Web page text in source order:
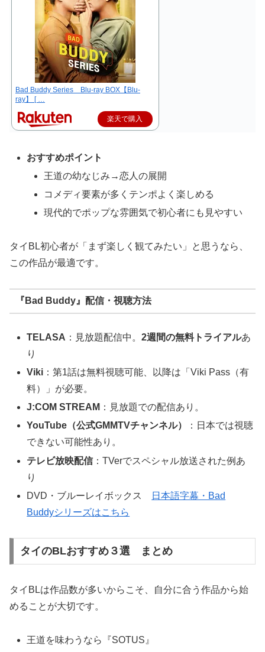
Bad Buddy Series Blu-ray BOX【Blu-
ray】 [ …
楽天で購入
おすすめポイント
王道の幼なじみ→恋人の展開
コメディ要素が多くテンポよく楽しめる
現代的でポップな雰囲気で初心者にも見やすい
タイBL初心者が「まず楽しく観てみたい」と思うなら、
この作品が最適です。
『Bad Buddy』配信・視聴方法
TELASA ：見放題配信中。2週間の無料トライアルあ
り
Viki ：第1話は無料視聴可能、以降は「Viki Pass（有
料）」が必要。
J:COM STREAM ：見放題での配信あり。
YouTube（公式GMMTVチャンネル）
：日本では視聴
できない可能性あり。
テレビ放映配信：TVerでスペシャル放送された例あ
り
DVD・ブルーレイボックス
日本語字幕・Bad
Buddyシリーズはこちら
タイのBLおすすめ３選 まとめ
タイBLは作品数が多いからこそ、自分に合う作品から始
めることが大切です。
王道を味わうなら『SOTUS』